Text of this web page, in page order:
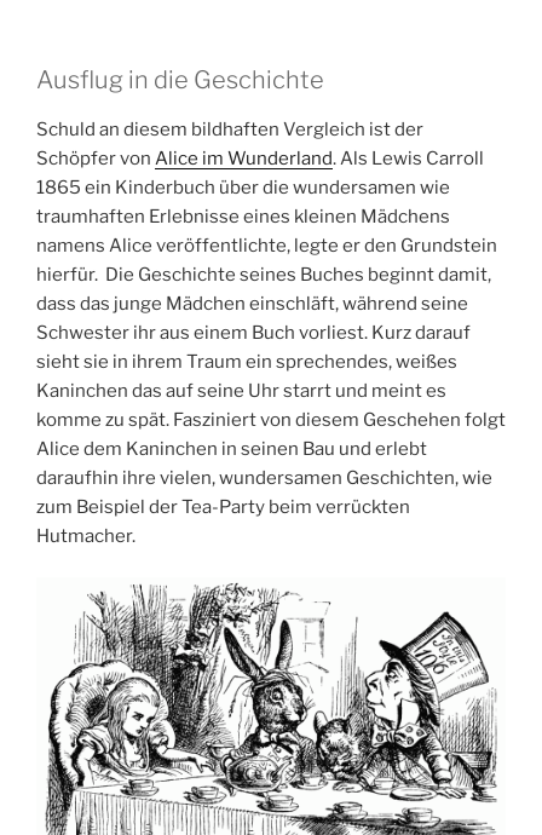
Ausflug in die Geschichte
Schuld an diesem bildhaften Vergleich ist der
Schöpfer von Alice im Wunderland. Als Lewis Carroll
1865 ein Kinderbuch über die wundersamen wie
traumhaften Erlebnisse eines kleinen Mädchens
namens Alice veröffentlichte, legte er den Grundstein
hierfür. Die Geschichte seines Buches beginnt damit,
dass das junge Mädchen einschläft, während seine
Schwester ihr aus einem Buch vorliest. Kurz darauf
sieht sie in ihrem Traum ein sprechendes, weißes
Kaninchen das auf seine Uhr starrt und meint es
komme zu spät. Fasziniert von diesem Geschehen folgt
Alice dem Kaninchen in seinen Bau und erlebt
daraufhin ihre vielen, wundersamen Geschichten, wie
zum Beispiel der Tea-Party beim verrückten
Hutmacher.